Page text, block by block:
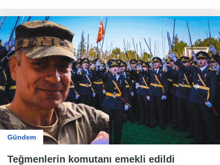
Gündem
Teğmenlerin komutanı emekli edildi